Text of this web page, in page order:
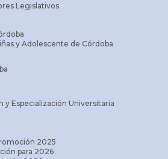
Legislativos
y Adolescente de Córdoba
y Especialización Universitaria
2025
para 2026